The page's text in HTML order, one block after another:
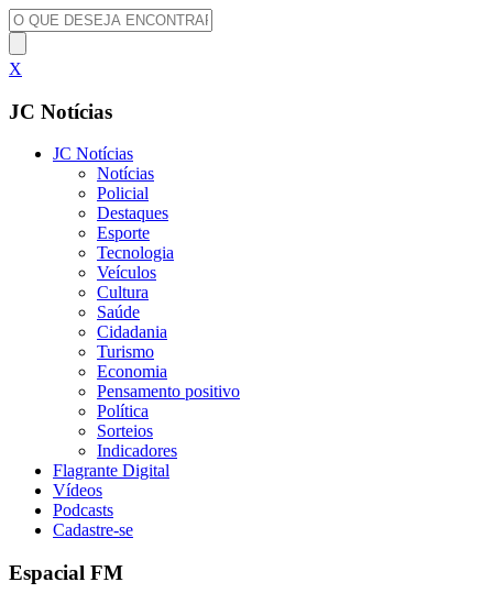
X
JC Notícias
JC Notícias
Notícias
Policial
Destaques
Esporte
Tecnologia
Veículos
Cultura
Saúde
Cidadania
Turismo
Economia
Pensamento positivo
Política
Sorteios
Indicadores
Flagrante Digital
Vídeos
Podcasts
Cadastre-se
Espacial FM